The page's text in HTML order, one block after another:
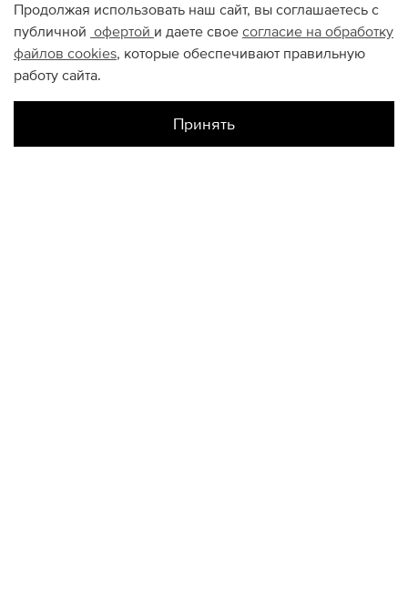
Продолжая использовать наш сайт, вы соглашаетесь с
публичной офертой и даете свое согласие на обработку
файлов cookies, которые обеспечивают правильную
работу сайта.
Принять